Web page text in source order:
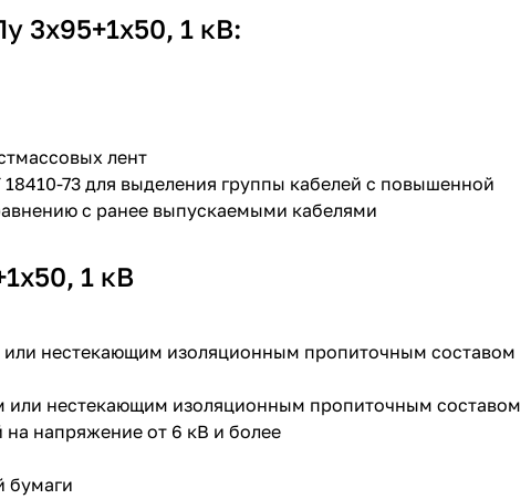
3х95+1х50, 1 кВ:
лент
73 для выделения группы кабелей с повышенной
с ранее выпускаемыми кабелями
1 кВ
нестекающим изоляционным пропиточным составом
или нестекающим изоляционным пропиточным составом
напряжение от 6 кВ и более
бумаги